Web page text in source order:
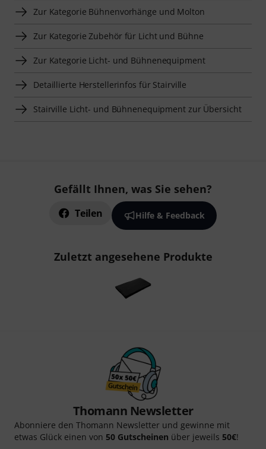
Zur Kategorie Bühnenvorhänge und Molton
Zur Kategorie Zubehör für Licht und Bühne
Zur Kategorie Licht- und Bühnenequipment
Detaillierte Herstellerinfos für Stairville
Stairville Licht- und Bühnenequipment zur Übersicht
Gefällt Ihnen, was Sie sehen?
Teilen Hilfe & Feedback
Zuletzt angesehene Produkte
Thomann Newsletter
Abonniere den Thomann Newsletter und gewinne mit
etwas Glück einen von 50 Gutscheinen über jeweils 50€!